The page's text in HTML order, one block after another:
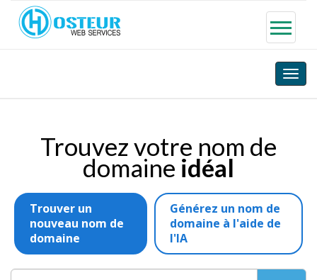
Toggle
Trouvez votre nom de
domaine idéal
Trouver un
nouveau nom de
domaine
Générez un nom de
domaine à l'aide de
l'IA